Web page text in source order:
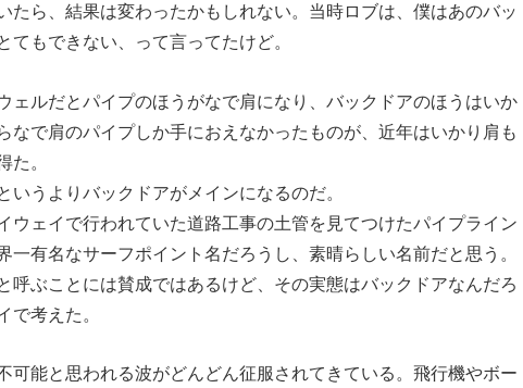
たら、結果は変わったかもしれない。当時ロブは、僕はあのバッ
もできない、って言ってたけど。
ェルだとパイプのほうがなで肩になり、バックドアのほうはいか
なで肩のパイプしか手におえなかったものが、近年はいかり肩も
た。
うよりバックドアがメインになるのだ。
ウェイで行われていた道路工事の土管を見てつけたパイプライン
一有名なサーフポイント名だろうし、素晴らしい名前だと思う。
呼ぶことには賛成ではあるけど、その実態はバックドアなんだろ
で考えた。
可能と思われる波がどんどん征服されてきている。飛行機やボー